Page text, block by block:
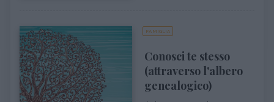
FAMIGLIA
Conosci te stesso
(attraverso l'albero
genealogico)